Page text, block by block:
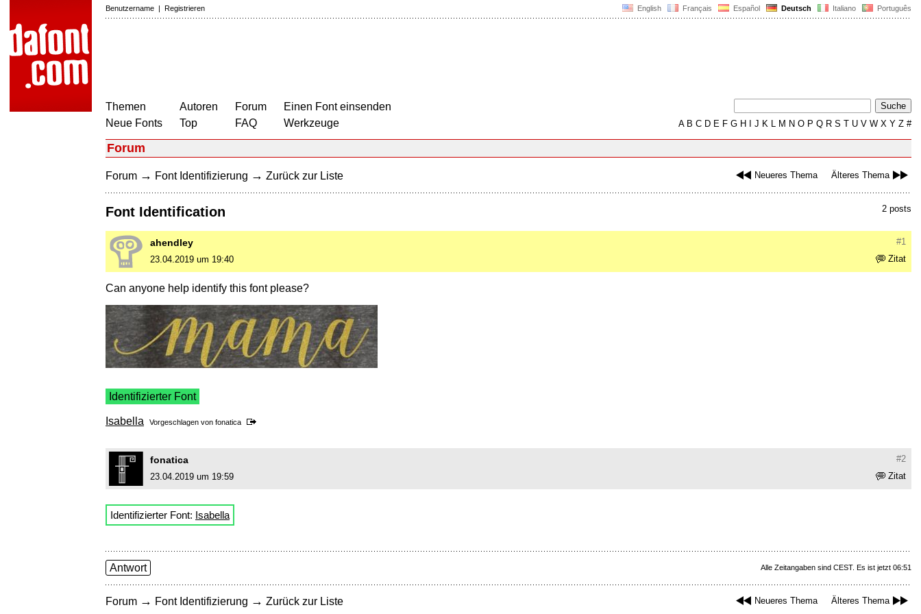
English Français Español Deutsch Italiano Português
Benutzername | Registrieren
Themen
Neue Fonts
Autoren
Top
Forum
FAQ
Einen Font einsenden
Werkzeuge
AB C D E F G H J K L M N O P Q R S T U V W X Y Z #
Forum
Neueres Thema Älteres Thema
Forum → Font Identifizierung → Zurück zur Liste
2 posts
Font Identification
#1
ahendley
Zitat
23.04.2019 um 19:40
Can anyone help identify this font please?
Identifizierter Font
Isabella Vorgeschlagen von fonatica
#2
fonatica
Zitat
23.04.2019 um 19:59
Identifizierter Font: Isabella
Alle Zeitangaben sind CEST. Es ist jetzt 06:51
Antwort
Neueres Thema Älteres Thema
Forum → Font Identifizierung → Zurück zur Liste